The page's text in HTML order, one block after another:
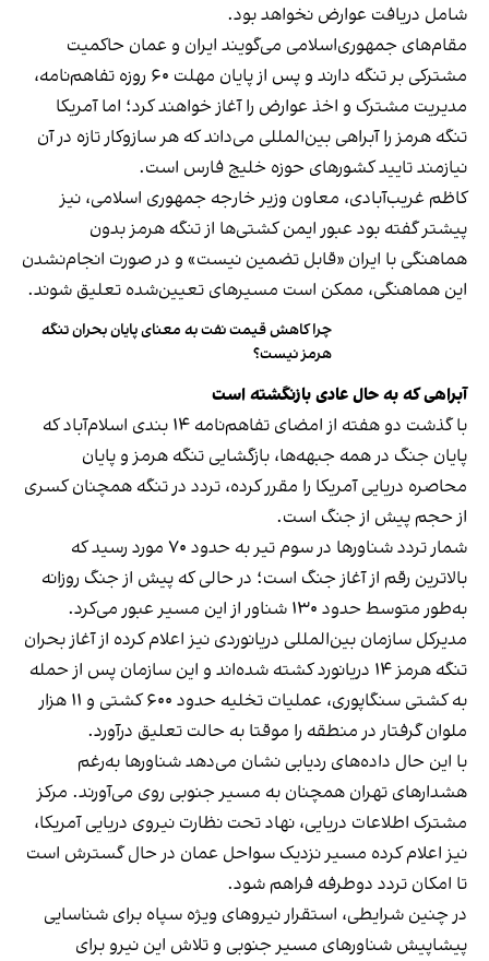
شامل دریافت عوارض نخواهد بود.
مقام‌های جمهوری‌اسلامی می‌گویند ایران و عمان حاکمیت
مشترکی بر تنگه دارند و پس از پایان مهلت ۶۰ روزه تفاهم‌نامه،
مدیریت مشترک و اخذ عوارض را آغاز خواهند کرد؛ اما آمریکا
تنگه هرمز را آبراهی بین‌المللی می‌داند که هر سازوکار تازه در آن
نیازمند تایید کشورهای حوزه خلیج فارس است.
کاظم غریب‌آبادی، معاون وزیر خارجه جمهوری اسلامی، نیز
پیشتر گفته بود عبور ایمن کشتی‌ها از تنگه هرمز بدون
هماهنگی با ایران «قابل تضمین نیست» و در صورت انجام‌نشدن
این هماهنگی، ممکن است مسیرهای تعیین‌شده تعلیق شوند.
چرا کاهش قیمت نفت به معنای پایان بحران تنگه
هرمز نیست؟
آبراهی که به حال عادی بازنگشته است
با گذشت دو هفته از امضای تفاهم‌نامه ۱۴ بندی اسلام‌آباد که
پایان جنگ در همه جبهه‌ها، بازگشایی تنگه هرمز و پایان
محاصره دریایی آمریکا را مقرر کرده، تردد در تنگه همچنان کسری
از حجم پیش از جنگ است.
شمار تردد شناورها در سوم تیر به حدود ۷۰ مورد رسید که
بالاترین رقم از آغاز جنگ است؛ در حالی که پیش از جنگ روزانه
به‌طور متوسط حدود ۱۳۰ شناور از این مسیر عبور می‌کرد.
مدیرکل سازمان بین‌المللی دریانوردی نیز اعلام کرده از آغاز بحران
تنگه هرمز ۱۴ دریانورد کشته شده‌اند و این سازمان پس از حمله
به کشتی سنگاپوری، عملیات تخلیه حدود ۶۰۰ کشتی و ۱۱ هزار
ملوان گرفتار در منطقه را موقتا به حالت تعلیق درآورد.
با این حال داده‌های ردیابی نشان می‌دهد شناورها به‌رغم
هشدارهای تهران همچنان به مسیر جنوبی روی می‌آورند. مرکز
مشترک اطلاعات دریایی، نهاد تحت نظارت نیروی دریایی آمریکا،
نیز اعلام کرده مسیر نزدیک سواحل عمان در حال گسترش است
تا امکان تردد دوطرفه فراهم شود.
در چنین شرایطی، استقرار نیروهای ویژه سپاه برای شناسایی
پیشاپیش شناورهای مسیر جنوبی و تلاش این نیرو برای